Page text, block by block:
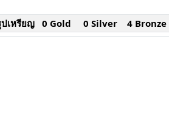
ปเหรียญ 0 Gold 0 Silver 4 Bronze